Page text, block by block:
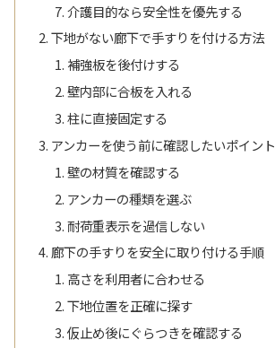
介護目的なら安全性を優先する
下地がない廊下で手すりを付ける方法
補強板を後付けする
壁内部に合板を入れる
柱に直接固定する
アンカーを使う前に確認したいポイント
壁の材質を確認する
アンカーの種類を選ぶ
耐荷重表示を過信しない
廊下の手すりを安全に取り付ける手順
高さを利用者に合わせる
下地位置を正確に探す
仮止め後にぐらつきを確認する